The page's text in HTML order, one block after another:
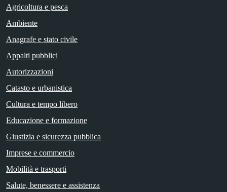
Agricoltura e pesca
Ambiente
Anagrafe e stato civile
Appalti pubblici
Autorizzazioni
Catasto e urbanistica
Cultura e tempo libero
Educazione e formazione
Giustizia e sicurezza pubblica
Imprese e commercio
Mobilità e trasporti
Salute, benessere e assistenza